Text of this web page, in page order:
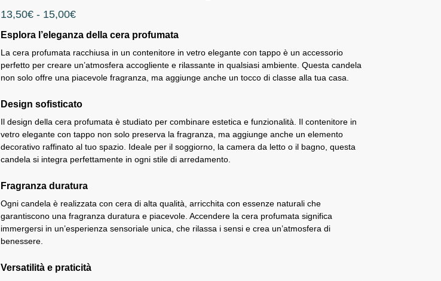
13,50€ - 15,00€
Esplora l’eleganza della cera profumata
La cera profumata racchiusa in un contenitore in vetro elegante con tappo è un accessorio
perfetto per creare un’atmosfera accogliente e rilassante in qualsiasi ambiente. Questa candela
non solo offre una piacevole fragranza, ma aggiunge anche un tocco di classe alla tua casa.
Design sofisticato
Il design della cera profumata è studiato per combinare estetica e funzionalità. Il contenitore in
vetro elegante con tappo non solo preserva la fragranza, ma aggiunge anche un elemento
decorativo raffinato al tuo spazio. Ideale per il soggiorno, la camera da letto o il bagno, questa
candela si integra perfettamente in ogni stile di arredamento.
Fragranza duratura
Ogni candela è realizzata con cera di alta qualità, arricchita con essenze naturali che
garantiscono una fragranza duratura e piacevole. Accendere la cera profumata significa
immergersi in un’esperienza sensoriale unica, che rilassa i sensi e crea un’atmosfera di
benessere.
Versatilità e praticità